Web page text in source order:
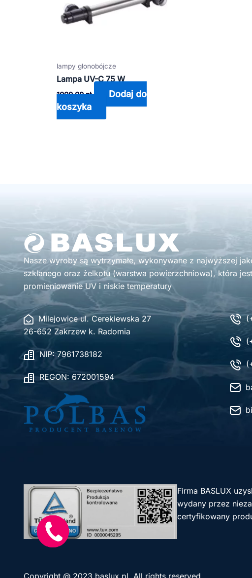
lampy glonobójcze
Lampa UV-C 75 W
1000,00zł
Dodaj do
koszyka
Nasze wyroby są wytrzymałe, wykonywane z najwyższej
szklanego oraz żelkotu (warstwa powierzchniowa), która
promieniowanie UV i niskie temperatury
Milejowice ul. Cerekiewska 27
26-652 Zakrzew k. Radomia
NIP: 7961738182
REGON: 672001594
Firma BASLUX
wydany przez
certyfikowany
Szybki
kontakt!